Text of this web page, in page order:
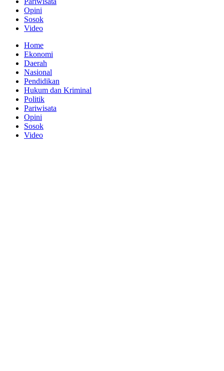
Opini
Sosok
Video
Home
Ekonomi
Daerah
Nasional
Pendidikan
Hukum dan Kriminal
Politik
Pariwisata
Opini
Sosok
Video